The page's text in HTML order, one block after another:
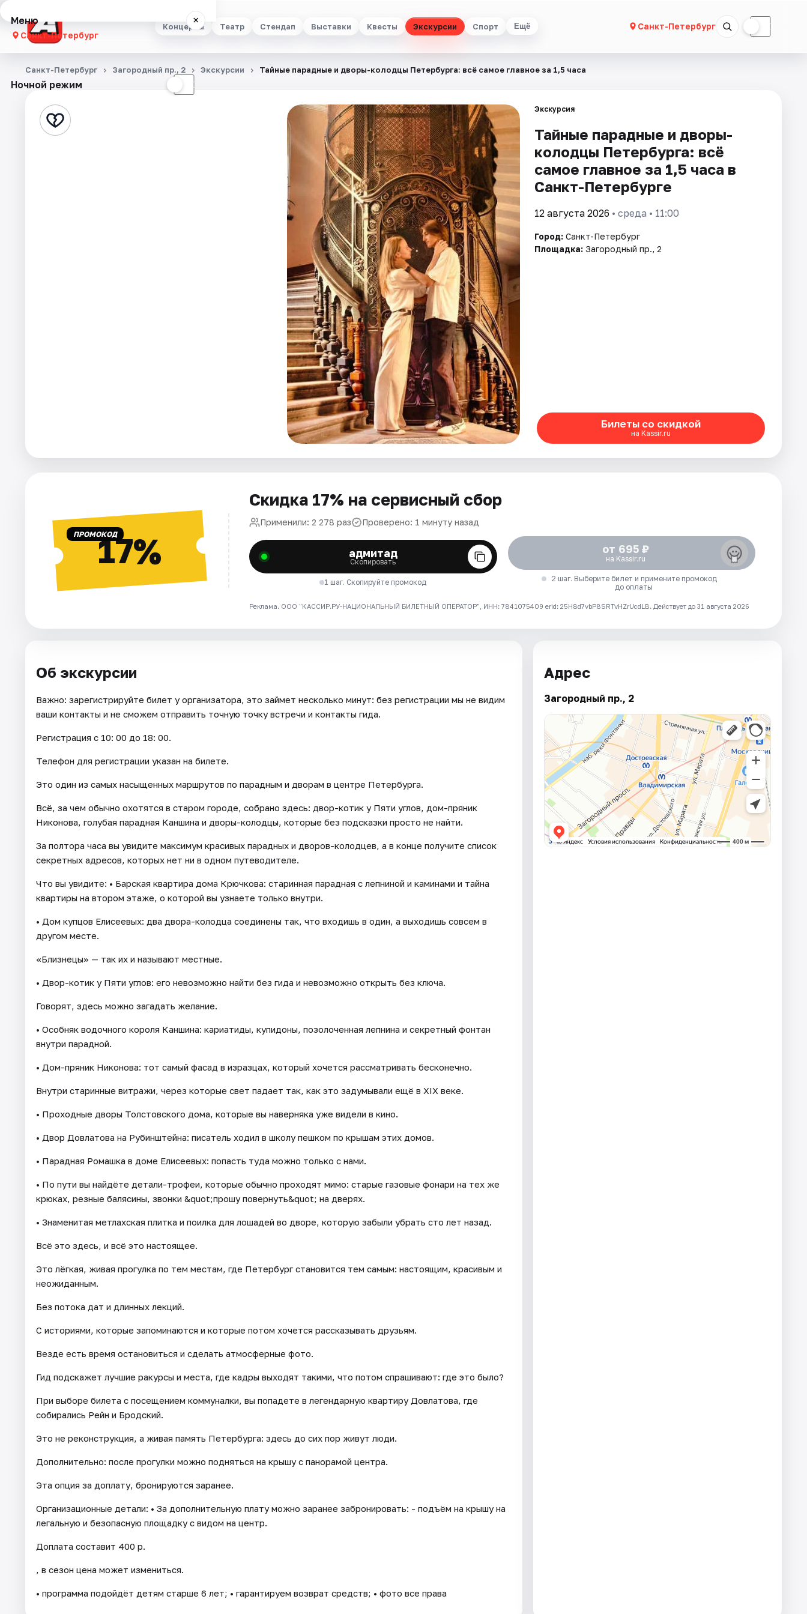
Концерты Театр Стендап Выставки Квесты Экскурсии Спорт Ещё Санкт-Петербург ☾
Меню ×
Санкт-Петербург
Концерты
Стендап
Ночной режим ☾
Санкт-Петербург Загородный пр., 2 Экскурсии Тайные парадные и дворы-колодцы Петербурга: всё самое главное за 1,5 часа
Экскурсия
Тайные парадные и дворы-
колодцы Петербурга: всё
самое главное за 1,5 часа в
Санкт-Петербурге
12 августа 2026 • среда • 11:00
Город: Санкт-Петербург
Площадка: Загородный пр., 2
Билеты со скидкой
на Kassir.ru
ПРОМОКОД17%
Скидка 17% на сервисный сбор
Применили: 2 278 раз Проверено: 1 минуту назад
адмитад
Скопировать
1 шаг. Скопируйте промокод
от 695 ₽
на Kassir.ru
2 шаг. Выберите билет и примените промокод
до оплаты
Реклама. ООО "КАССИР.РУ-НАЦИОНАЛЬНЫЙ БИЛЕТНЫЙ ОПЕРАТОР", ИНН: 7841075409 erid: 25H8d7vbP8SRTvHZrUcdLB. Действует до 31 августа 2026
Об экскурсии
Важно: зарегистрируйте билет у организатора, это займет несколько минут: без регистрации мы не видим
ваши контакты и не сможем отправить точную точку встречи и контакты гида.
Регистрация с 10: 00 до 18: 00.
Телефон для регистрации указан на билете.
Это один из самых насыщенных маршрутов по парадным и дворам в центре Петербурга.
Всё, за чем обычно охотятся в старом городе, собрано здесь: двор-котик у Пяти углов, дом-пряник
Никонова, голубая парадная Каншина и дворы-колодцы, которые без подсказки просто не найти.
За полтора часа вы увидите максимум красивых парадных и дворов-колодцев, а в конце получите список
секретных адресов, которых нет ни в одном путеводителе.
Что вы увидите: • Барская квартира дома Крючкова: старинная парадная с лепниной и каминами и тайна
квартиры на втором этаже, о которой вы узнаете только внутри.
• Дом купцов Елисеевых: два двора-колодца соединены так, что входишь в один, а выходишь совсем в
другом месте.
«Близнецы» — так их и называют местные.
• Двор-котик у Пяти углов: его невозможно найти без гида и невозможно открыть без ключа.
Говорят, здесь можно загадать желание.
• Особняк водочного короля Каншина: кариатиды, купидоны, позолоченная лепнина и секретный фонтан
внутри парадной.
• Дом-пряник Никонова: тот самый фасад в изразцах, который хочется рассматривать бесконечно.
Внутри старинные витражи, через которые свет падает так, как это задумывали ещё в XIX веке.
• Проходные дворы Толстовского дома, которые вы наверняка уже видели в кино.
• Двор Довлатова на Рубинштейна: писатель ходил в школу пешком по крышам этих домов.
• Парадная Ромашка в доме Елисеевых: попасть туда можно только с нами.
• По пути вы найдёте детали-трофеи, которые обычно проходят мимо: старые газовые фонари на тех же
крюках, резные балясины, звонки &quot;прошу повернуть&quot; на дверях.
• Знаменитая метлахская плитка и поилка для лошадей во дворе, которую забыли убрать сто лет назад.
Всё это здесь, и всё это настоящее.
Это лёгкая, живая прогулка по тем местам, где Петербург становится тем самым: настоящим, красивым и
неожиданным.
Без потока дат и длинных лекций.
С историями, которые запоминаются и которые потом хочется рассказывать друзьям.
Везде есть время остановиться и сделать атмосферные фото.
Гид подскажет лучшие ракурсы и места, где кадры выходят такими, что потом спрашивают: где это было?
При выборе билета с посещением коммуналки, вы попадете в легендарную квартиру Довлатова, где
собирались Рейн и Бродский.
Это не реконструкция, а живая память Петербурга: здесь до сих пор живут люди.
Дополнительно: после прогулки можно подняться на крышу с панорамой центра.
Эта опция за доплату, бронируются заранее.
Организационные детали: • За дополнительную плату можно заранее забронировать: - подъём на крышу на
легальную и безопасную площадку с видом на центр.
Доплата составит 400 р.
, в сезон цена может измениться.
• программа подойдёт детям старше 6 лет; • гарантируем возврат средств; • фото все права
Адрес
Загородный пр., 2